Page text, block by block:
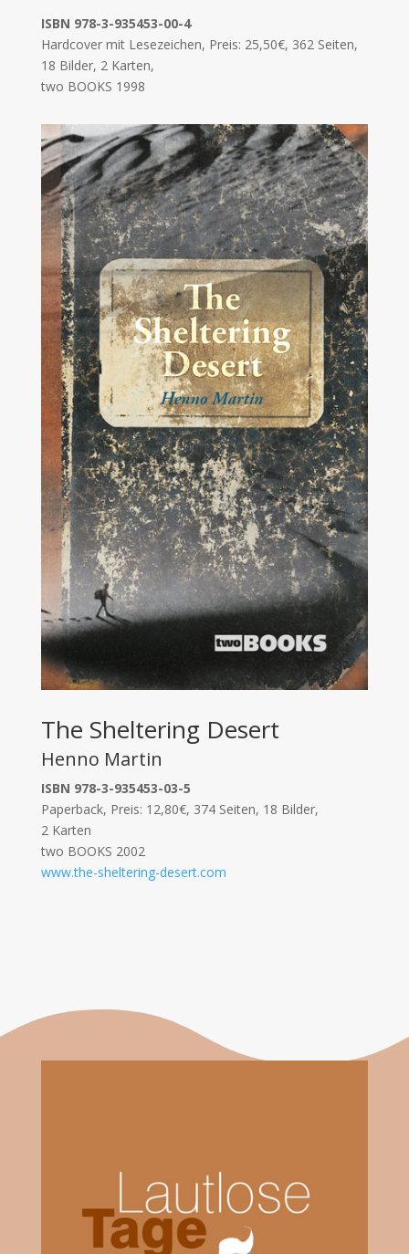
ISBN 978-3-935453-00-4
​Hardcover mit Lesezeichen, Preis: 25,50€, 362 Seiten,
18 Bilder, 2 Karten,
two BOOKS 1998
The Sheltering Desert
Henno Martin
ISBN 978-3-935453-03-5
Paperback, Preis: 12,80€, 374 Seiten, 18 Bilder,
2 Karten
two BOOKS 2002
​www.the-sheltering-desert.com